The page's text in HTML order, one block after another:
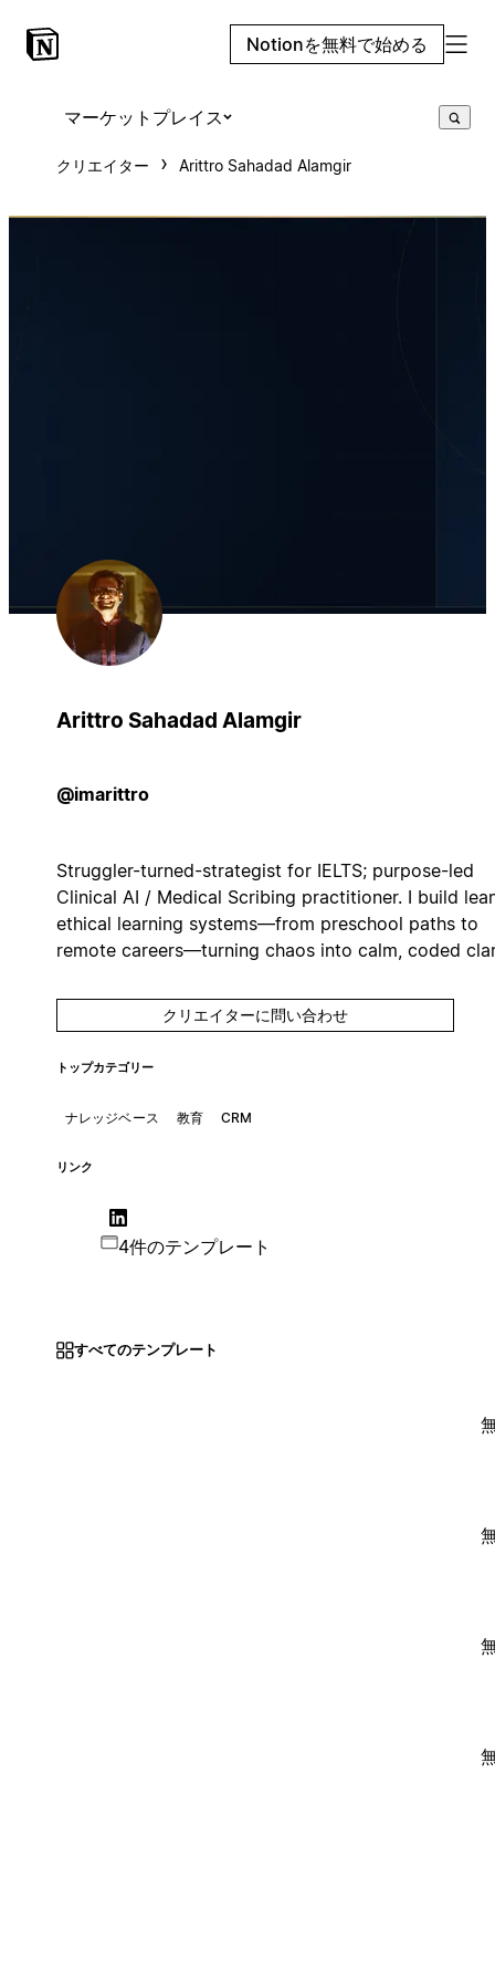
Notionを無料で始める
マーケットプレイス
クリエイター Arittro Sahadad Alamgir
Arittro Sahadad Alamgir
@imarittro
Struggler-turned-strategist for IELTS; purpose-led
Clinical AI / Medical Scribing practitioner. I build
ethical learning systems—from preschool paths to
remote careers—turning chaos into calm, coded
クリエイターに問い合わせ
トップカテゴリー
ナレッジベース 教育 CRM
リンク
4件のテンプレート
すべてのテンプレート